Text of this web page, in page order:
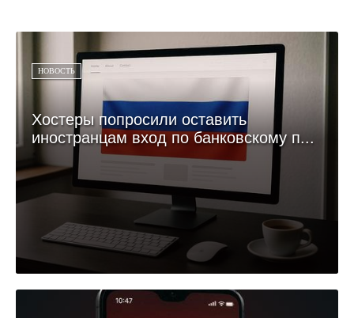
НОВОСТЬ
Хостеры попросили оставить
иностранцам вход по банковскому п...